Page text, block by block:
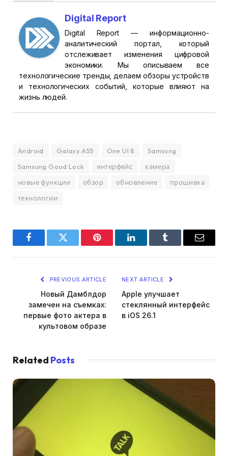
Digital Report
Digital Report — информационно-
аналитический портал, который
отслеживает изменения цифровой
экономики. Мы описываем все
технологические тренды, делаем обзоры устройств
и технологических событий, которые влияют на
жизнь людей.
Android Galaxy A55 One UI 8
Samsung
Samsung Good Lock
интерфейс
камера
новые функции
обзор обновление
прошивка
технологии
FacebookTwitter Pinterest LinkedInTumblr Email
PREVIOUS ARTICLE
Новый Дамблдор
замечен на съемках:
первые фото актера в
культовом образе
NEXT ARTICLE
Apple улучшает
стеклянный интерфейс
в iOS 26.1
Related Posts